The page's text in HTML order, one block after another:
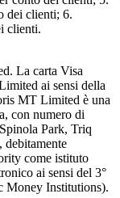
dei clienti; 6.
clienti.
La carta Visa
ai sensi della
MT Limited è una
con numero di
Park, Triq
come istituto
ai sensi del 3°
Money Institutions).